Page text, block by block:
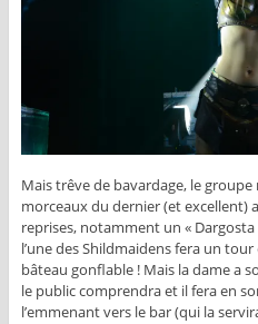
Mais trêve de bavardage, le
morceaux du dernier (et excellent)
reprises, notamment un «
l’une des Shildmaidens fera un
bâteau gonflable ! Mais la dame a
le public comprendra et il fera en
l’emmenant vers le bar (qui la